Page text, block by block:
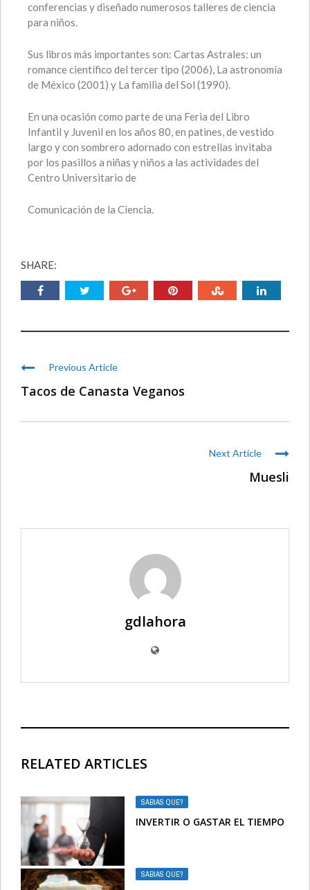
conferencias y diseñado numerosos talleres de ciencia
para niños.
Sus libros más importantes son: Cartas Astrales: un
romance científico del tercer tipo (2006), La astronomía
de México (2001) y La familia del Sol (1990).
En una ocasión como parte de una Feria del Libro
Infantil y Juvenil en los años 80, en patines, de vestido
largo y con sombrero adornado con estrellas invitaba
por los pasillos a niñas y niños a las actividades del
Centro Universitario de
Comunicación de la Ciencia.
SHARE:
Previous Article
Tacos de Canasta Veganos
Next Article
Muesli
gdlahora
RELATED ARTICLES
SABIAS QUE?
INVERTIR O GASTAR EL TIEMPO
SABIAS QUE?